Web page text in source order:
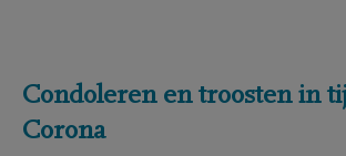
Condoleren en troosten in
Corona